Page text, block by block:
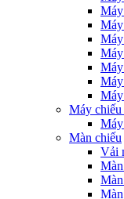
Máy chiếu
Màn chiếu
Vải